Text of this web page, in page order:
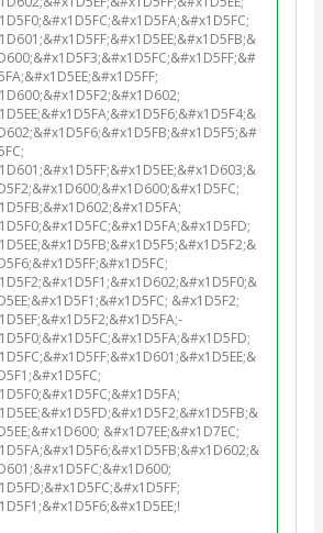
&#x1D5F2;
&#x1D7EE;&#x1D7EC;